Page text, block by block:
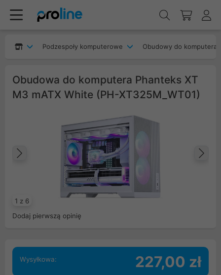
Podzespoły komputerowe Obudowy do komputera
Obudowa do komputera Phanteks XT
M3 mATX White (PH-XT325M_WT01)
1 z 6
Poprzedni
Dodaj pierwszą opinię
Wysyłkowa: 227,00 zł